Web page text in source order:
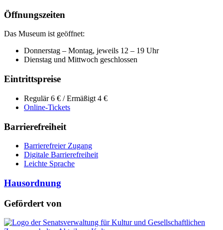
Öffnungszeiten
Das Museum ist geöffnet:
Donnerstag – Montag, jeweils 12 – 19 Uhr
Dienstag und Mittwoch geschlossen
Eintrittspreise
Regulär 6 € / Ermäßigt 4 €
Online-Tickets
Barrierefreiheit
Barrierefreier Zugang
Digitale Barrierefreiheit
Leichte Sprache
Hausordnung
Gefördert von